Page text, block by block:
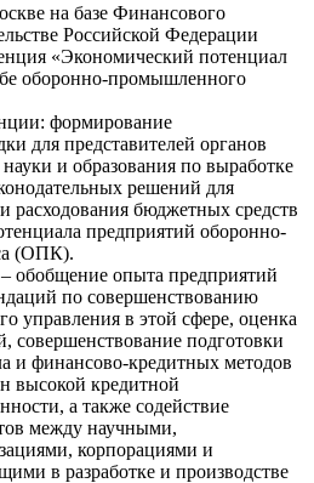
на базе Финансового
Российской Федерации
«Экономический потенциал
оборонно-промышленного
формирование
для представителей органов
и образования по выработке
решений для
расходования бюджетных средств
предприятий оборонно-
(ОПК).
обобщение опыта предприятий
по совершенствованию
управления в этой сфере, оценка
совершенствование подготовки
и финансово-кредитных методов
высокой кредитной
а также содействие
между научными,
корпорациями и
в разработке и производстве